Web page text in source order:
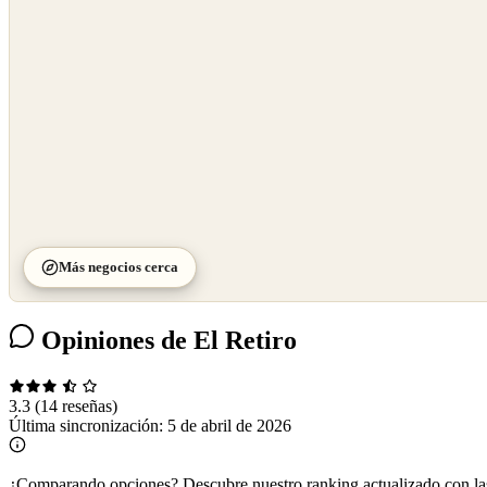
Más negocios cerca
Opiniones de El Retiro
3.3 (14 reseñas)
Última sincronización: 5 de abril de 2026